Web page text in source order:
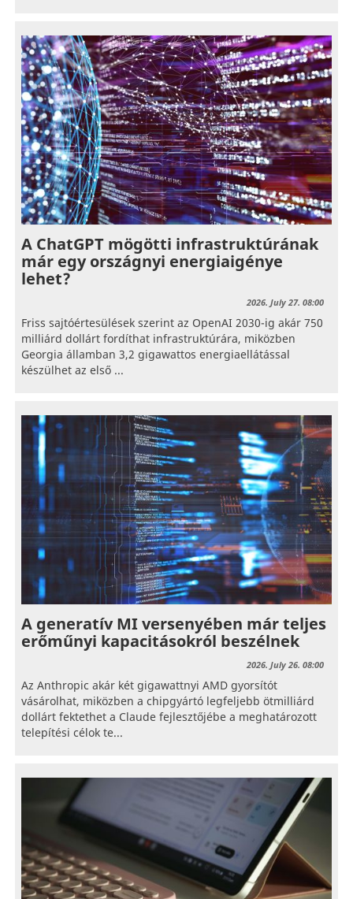
A ChatGPT mögötti infrastruktúrának
már egy országnyi energiaigénye
lehet?
2026. July 27. 08:00
Friss sajtóértesülések szerint az OpenAI 2030-ig akár 750
milliárd dollárt fordíthat infrastruktúrára, miközben
Georgia államban 3,2 gigawattos energiaellátással
készülhet az első ...
A generatív MI versenyében már teljes
erőműnyi kapacitásokról beszélnek
2026. July 26. 08:00
Az Anthropic akár két gigawattnyi AMD gyorsítót
vásárolhat, miközben a chipgyártó legfeljebb ötmilliárd
dollárt fektethet a Claude fejlesztőjébe a meghatározott
telepítési célok te...